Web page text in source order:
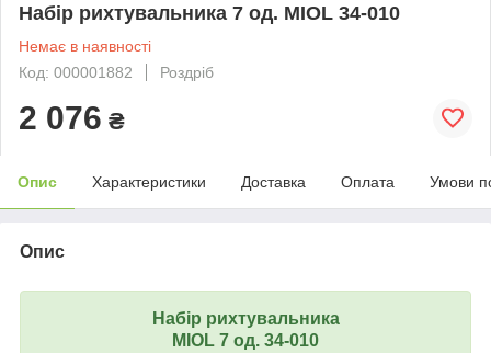
Набір рихтувальника 7 од. MIOL 34-010
Немає в наявності
Код: 000001882
Роздріб
2 076 ₴
Опис Характеристики Доставка Оплата Умови
Опис
Набір рихтувальника
MIOL 7 од. 34-010